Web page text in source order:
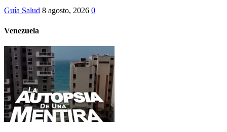
Guía Salud 8 agosto, 2026 0
Venezuela